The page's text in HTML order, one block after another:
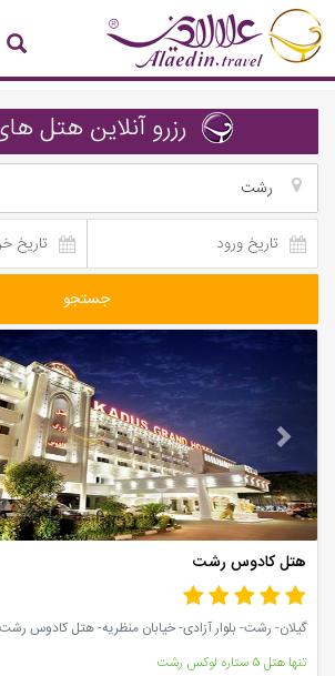
رزرو آنلاین هتل
رشت
جستجو
Next
هتل کادوس رشت
گیلان- رشت- بلوار آزادی- خیابان منظریه- هتل کادوس رشت
تنها هتل 5 ستاره لوکس رشت